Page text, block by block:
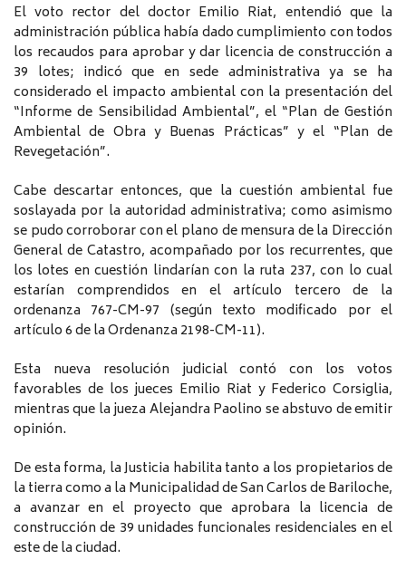
El voto rector del doctor Emilio Riat, entendió que la
administración pública había dado cumplimiento con todos
los recaudos para aprobar y dar licencia de construcción a
39 lotes; indicó que en sede administrativa ya se ha
considerado el impacto ambiental con la presentación del
“Informe de Sensibilidad Ambiental”, el “Plan de Gestión
Ambiental de Obra y Buenas Prácticas” y el “Plan de
Revegetación”.
Cabe descartar entonces, que la cuestión ambiental fue
soslayada por la autoridad administrativa; como asimismo
se pudo corroborar con el plano de mensura de la Dirección
General de Catastro, acompañado por los recurrentes, que
los lotes en cuestión lindarían con la ruta 237, con lo cual
estarían comprendidos en el artículo tercero de la
ordenanza 767-CM-97 (según texto modificado por el
artículo 6 de la Ordenanza 2198-CM-11).
Esta nueva resolución judicial contó con los votos
favorables de los jueces Emilio Riat y Federico Corsiglia,
mientras que la jueza Alejandra Paolino se abstuvo de emitir
opinión.
De esta forma, la Justicia habilita tanto a los propietarios de
la tierra como a la Municipalidad de San Carlos de Bariloche,
a avanzar en el proyecto que aprobara la licencia de
construcción de 39 unidades funcionales residenciales en el
este de la ciudad.